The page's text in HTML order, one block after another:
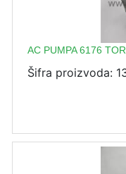
AC PUMPA 6176
Šifra proizvoda: